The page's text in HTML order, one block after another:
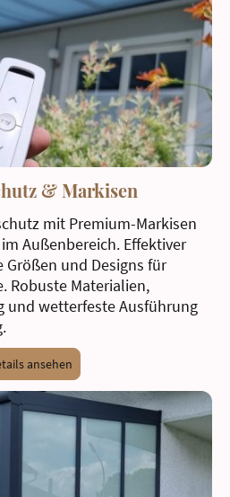
& Markisen
mit Premium-Markisen
Außenbereich. Effektiver
und Designs für
Robuste Materialien,
und wetterfeste Ausführung
ansehen